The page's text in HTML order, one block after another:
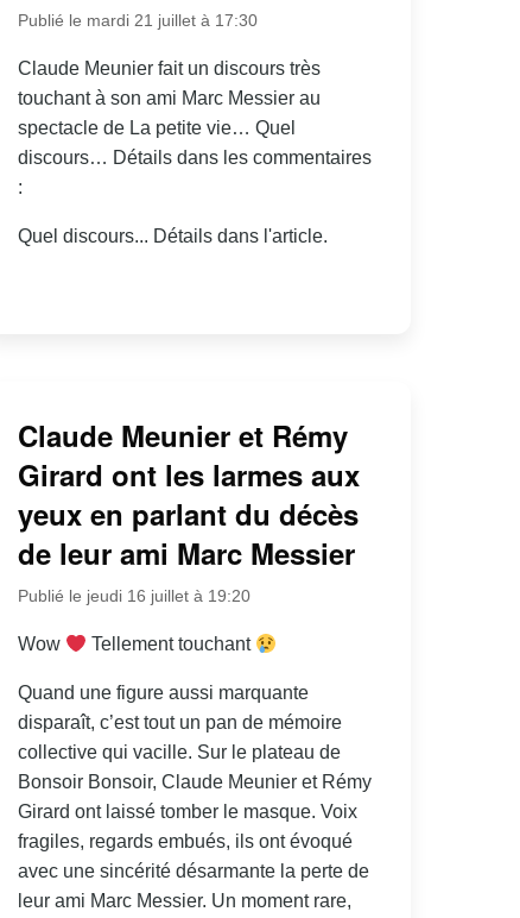
Publié le mardi 21 juillet à 17:30
Claude Meunier fait un discours très
touchant à son ami Marc Messier au
spectacle de La petite vie… Quel
discours… Détails dans les commentaires
:
Quel discours... Détails dans l'article.
Claude Meunier et Rémy
Girard ont les larmes aux
yeux en parlant du décès
de leur ami Marc Messier
Publié le jeudi 16 juillet à 19:20
Wow Tellement touchant
Quand une figure aussi marquante
disparaît, c’est tout un pan de mémoire
collective qui vacille. Sur le plateau de
Bonsoir Bonsoir, Claude Meunier et Rémy
Girard ont laissé tomber le masque. Voix
fragiles, regards embués, ils ont évoqué
avec une sincérité désarmante la perte de
leur ami Marc Messier. Un moment rare,